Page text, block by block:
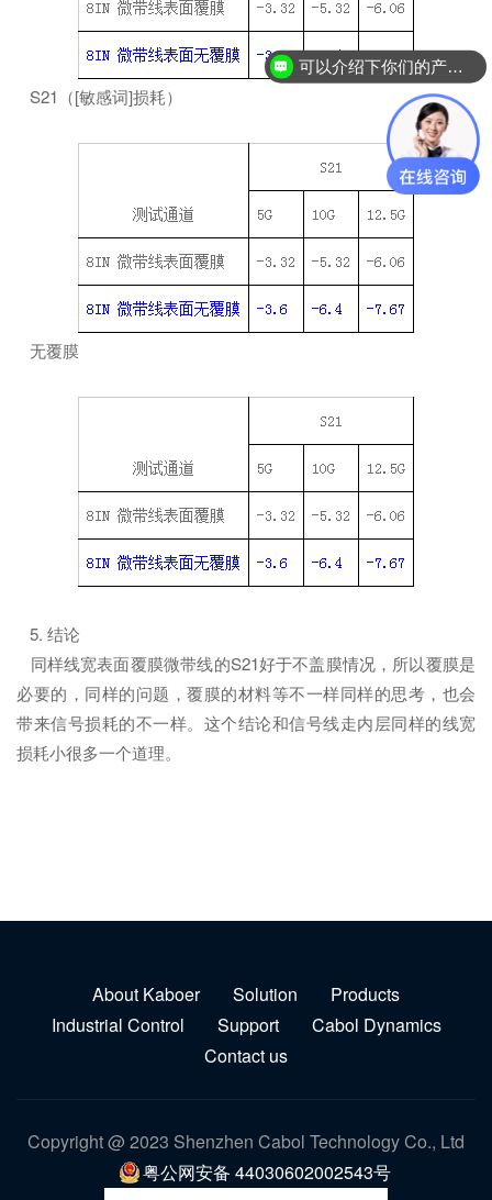
S21（[敏感词]损耗）
无覆膜
5. 结论
同样线宽表面覆膜微带线的S21好于不盖膜情况，所以覆膜是
必要的，同样的问题，覆膜的材料等不一样同样的思考，也会
带来信号损耗的不一样。这个结论和信号线走内层同样的线宽
损耗小很多一个道理。
About Kaboer Solution
Products
Industrial Control
Support
Cabol Dynamics
Contact us
Copyright @ 2023 Shenzhen Cabol Technology Co., Ltd
粤公网安备 44030602002543号
可以介绍下你们的产品么？